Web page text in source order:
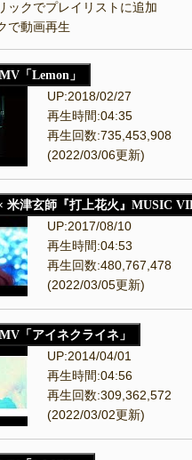
ックでプレイリストに追加
で動画再生
米津玄師 MV「Lemon」
UP:2018/02/27
再生時間:04:35
再生回数:735,453,908
(2022/03/06更新)
米津玄師『打上花火』MUSIC
UP:2017/08/10
再生時間:04:53
再生回数:480,767,478
(2022/03/05更新)
米津玄師 MV「アイネクライネ」
UP:2014/04/01
再生時間:04:56
再生回数:309,362,572
(2022/03/02更新)